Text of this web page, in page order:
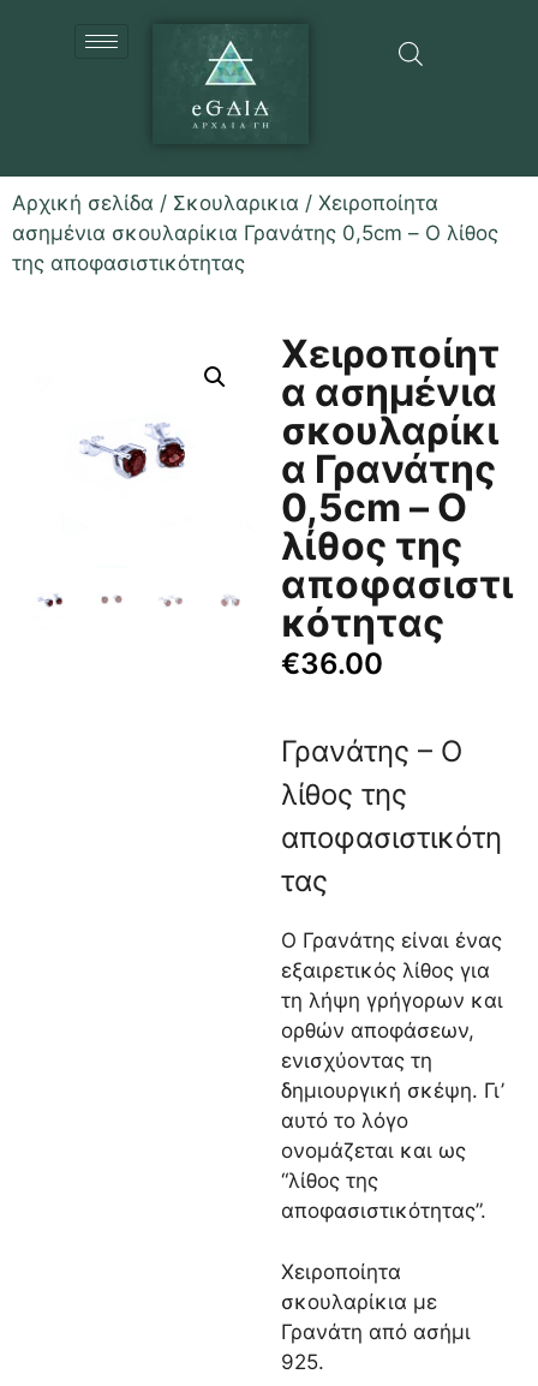
Αρχική σελίδα / Σκουλαρικια / Χειροποίητα
ασημένια σκουλαρίκια Γρανάτης 0,5cm – Ο λίθος
της αποφασιστικότητας
Χειροποίητ
α ασημένια
σκουλαρίκι
α Γρανάτης
0,5cm – Ο
λίθος της
αποφασιστι
κότητας
€36.00
Γρανάτης – Ο
λίθος της
αποφασιστικότη
τας
Ο Γρανάτης είναι ένας
εξαιρετικός λίθος για
τη λήψη γρήγορων και
ορθών αποφάσεων,
ενισχύοντας τη
δημιουργική σκέψη. Γι’
αυτό το λόγο
ονομάζεται και ως
“λίθος της
αποφασιστικότητας”.
Χειροποίητα
σκουλαρίκια με
Γρανάτη από ασήμι
925.